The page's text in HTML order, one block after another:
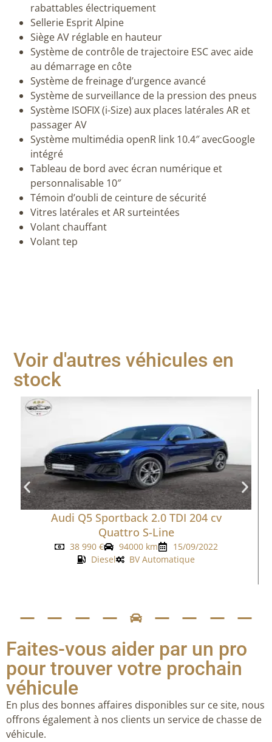
rabattables électriquement
Sellerie Esprit Alpine
Siège AV réglable en hauteur
Système de contrôle de trajectoire ESC avec aide
au démarrage en côte
Système de freinage d’urgence avancé
Système de surveillance de la pression des pneus
Système ISOFIX (i-Size) aux places latérales AR et
passager AV
Système multimédia openR link 10.4″ avecGoogle
intégré
Tableau de bord avec écran numérique et
personnalisable 10″
Témoin d’oubli de ceinture de sécurité
Vitres latérales et AR surteintées
Volant chauffant
Volant tep
Voir d'autres véhicules en
stock
Audi Q5 Sportback 2.0 TDI 204 cv
Quattro S-Line
38 990 € 94000 km
15/09/2022
Diesel
BV Automatique
Faites-vous aider par un pro
pour trouver votre prochain
véhicule
En plus des bonnes affaires disponibles sur ce site, nous
offrons également à nos clients un service de chasse de
véhicule.